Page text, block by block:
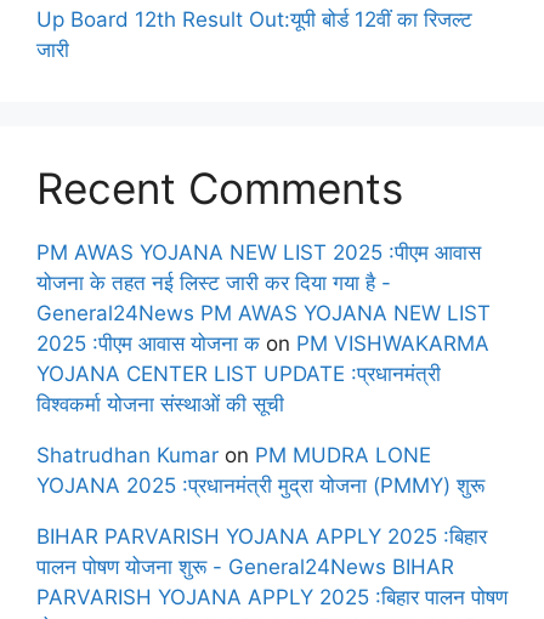
Up Board 12th Result Out:यूपी बोर्ड 12वीं का रिजल्ट
जारी
Recent Comments
PM AWAS YOJANA NEW LIST 2025 :पीएम आवास
योजना के तहत नई लिस्ट जारी कर दिया गया है -
General24News PM AWAS YOJANA NEW LIST
2025 :पीएम आवास योजना क on PM VISHWAKARMA
YOJANA CENTER LIST UPDATE :प्रधानमंत्री
विश्वकर्मा योजना संस्थाओं की सूची
Shatrudhan Kumar on PM MUDRA LONE
YOJANA 2025 :प्रधानमंत्री मुद्रा योजना (PMMY) शुरू
BIHAR PARVARISH YOJANA APPLY 2025 :बिहार
पालन पोषण योजना शुरू - General24News BIHAR
PARVARISH YOJANA APPLY 2025 :बिहार पालन पोषण